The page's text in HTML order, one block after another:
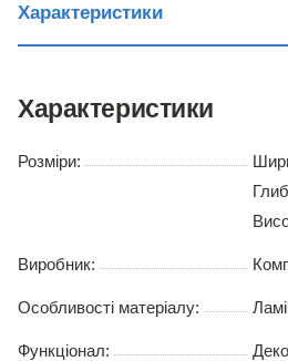
Характеристики
Характеристики
Розміри:
Виробник:
Особливості матеріалу:
Функціонал: